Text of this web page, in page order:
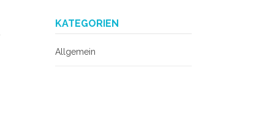
KATEGORIEN
Allgemein